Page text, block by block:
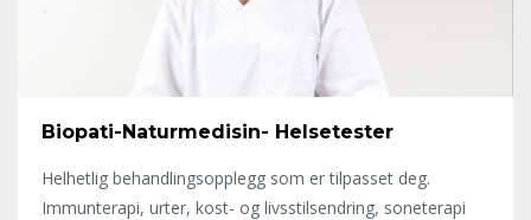
Biopati-Naturmedisin- Helsetester
Helhetlig behandlingsopplegg som er tilpasset deg.
Immunterapi, urter, kost- og livsstilsendring, soneterapi